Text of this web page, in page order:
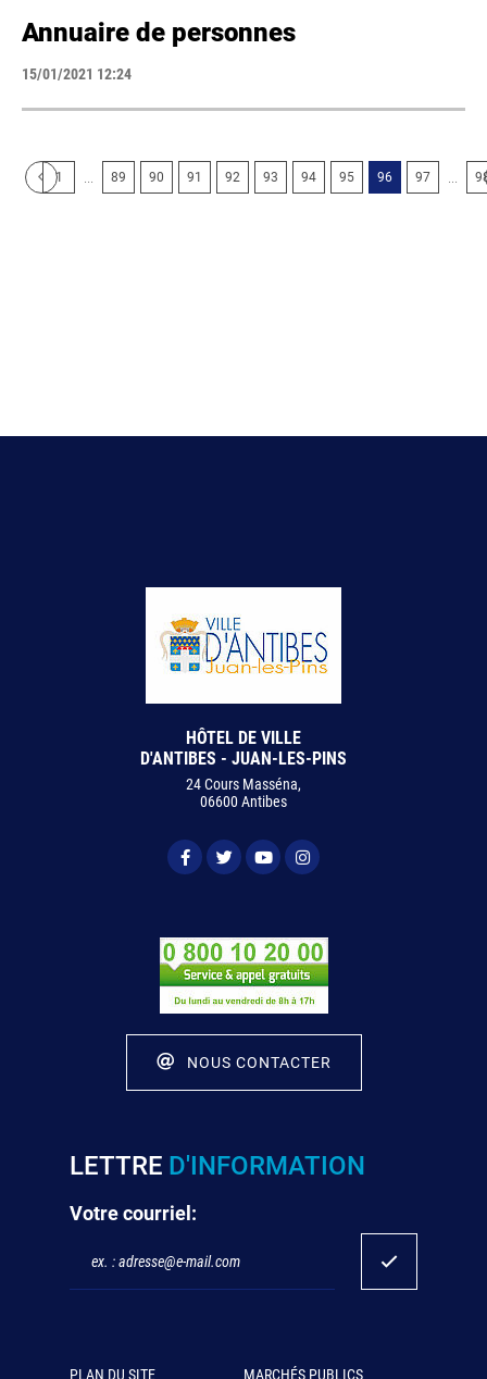
Annuaire de personnes
15/01/2021 12:24
1 89 90 91 92 93 94 95 96 97
HÔTEL DE VILLE
D'ANTIBES - JUAN-LES-PINS
24 Cours Masséna,
06600 Antibes
NOUS CONTACTER
LETTRE D'INFORMATION
Votre courriel:
PLAN DU SITE MARCHÉS PUBLICS